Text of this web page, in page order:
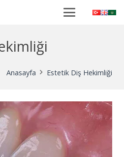
Anasayfa Estetik Diş Hekimliği